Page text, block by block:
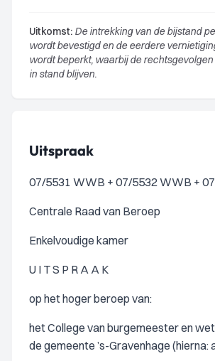
Uitkomst: De intrekking van de bijstand
wordt bevestigd en de eerdere
wordt beperkt, waarbij de
in stand blijven.
Uitspraak
07/5531 WWB + 07/5532 WWB +
Centrale Raad van Beroep
Enkelvoudige kamer
U I T S P R A A K
op het hoger beroep van:
het College van burgemeester en
de gemeente ’s-Gravenhage (hierna: